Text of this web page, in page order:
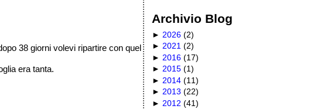
38 giorni volevi ripartire con quel
era tanta.
Archivio Blog
► 2026 (2)
►2021 (2)
► 2016 (17)
►2015 (1)
► 2014 (11)
►2013 (22)
► 2012 (41)